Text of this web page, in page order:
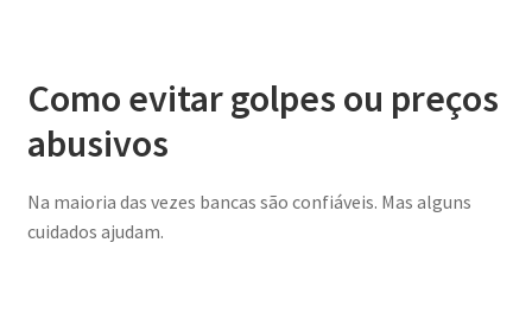
Como evitar golpes ou preços
abusivos
Na maioria das vezes bancas são confiáveis. Mas alguns
cuidados ajudam.